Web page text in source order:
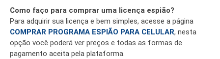
Como faço para comprar uma licença espião?
Para adquirir sua licença e bem simples, acesse a página
COMPRAR PROGRAMA ESPIÃO PARA CELULAR, nesta
opção você poderá ver preços e todas as formas de
pagamento aceita pela plataforma.